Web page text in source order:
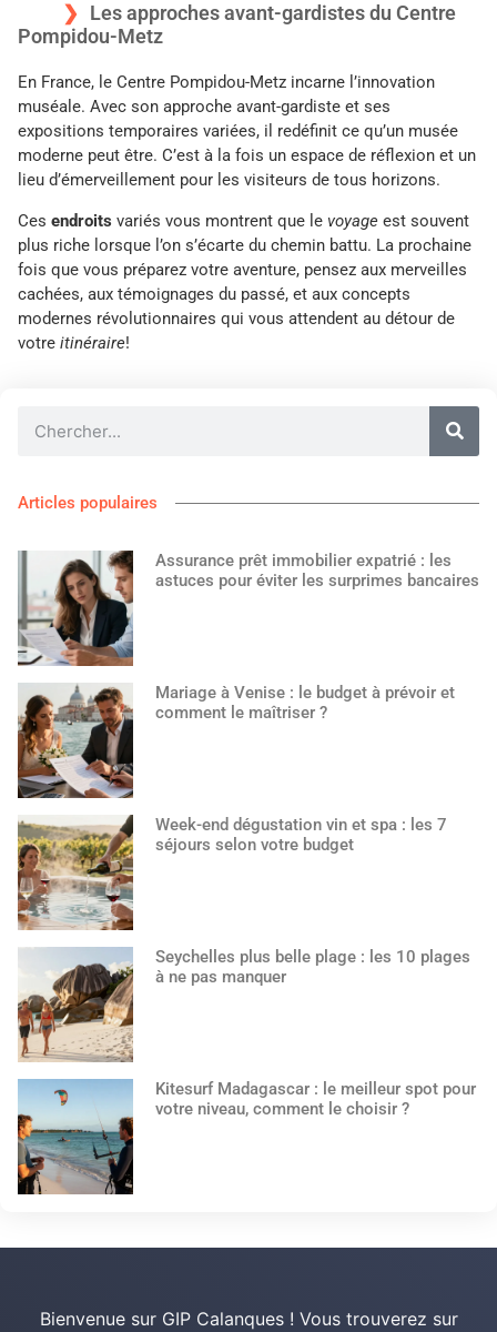
Les approches avant-gardistes du Centre
Pompidou-Metz
En France, le Centre Pompidou-Metz incarne l’innovation
muséale. Avec son approche avant-gardiste et ses
expositions temporaires variées, il redéfinit ce qu’un musée
moderne peut être. C’est à la fois un espace de réflexion et un
lieu d’émerveillement pour les visiteurs de tous horizons.
Ces endroits variés vous montrent que le voyage est souvent
plus riche lorsque l’on s’écarte du chemin battu. La prochaine
fois que vous préparez votre aventure, pensez aux merveilles
cachées, aux témoignages du passé, et aux concepts
modernes révolutionnaires qui vous attendent au détour de
votre itinéraire!
Articles populaires
Assurance prêt immobilier expatrié : les
astuces pour éviter les surprimes bancaires
Mariage à Venise : le budget à prévoir et
comment le maîtriser ?
Week-end dégustation vin et spa : les 7
séjours selon votre budget
Seychelles plus belle plage : les 10 plages
à ne pas manquer
Kitesurf Madagascar : le meilleur spot pour
votre niveau, comment le choisir ?
Bienvenue sur GIP Calanques ! Vous trouverez sur